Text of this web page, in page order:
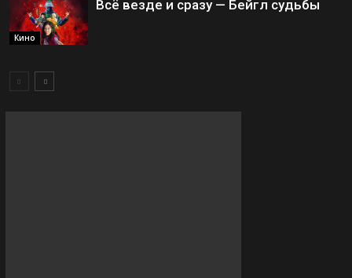
Кино
Всё везде и сразу — Бейгл судьбы